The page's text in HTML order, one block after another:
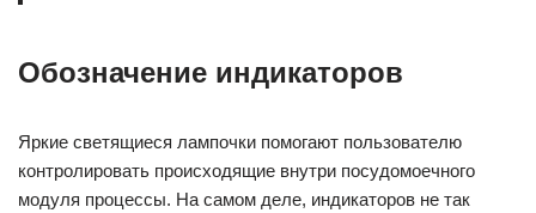
Обозначение индикаторов
Яркие светящиеся лампочки помогают пользователю
контролировать происходящие внутри посудомоечного
модуля процессы. На самом деле, индикаторов не так